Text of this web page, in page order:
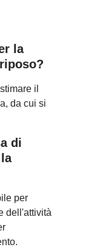
la
il
da cui si
di
per
dell'attività